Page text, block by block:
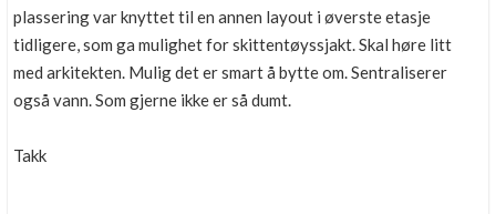
plassering var knyttet til en annen layout i øverste etasje
tidligere, som ga mulighet for skittentøyssjakt. Skal høre litt
med arkitekten. Mulig det er smart å bytte om. Sentraliserer
også vann. Som gjerne ikke er så dumt.
Takk